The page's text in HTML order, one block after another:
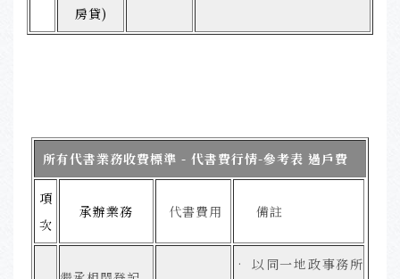
房貸)
所有代書業務收費標準 - 代書費行情-參考表 過戶費
項
次
承辦業務 代書費用 備註
• 以同一地政事務所